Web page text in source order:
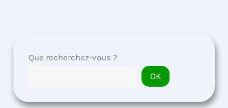
Que recherchez-vous ?
OK